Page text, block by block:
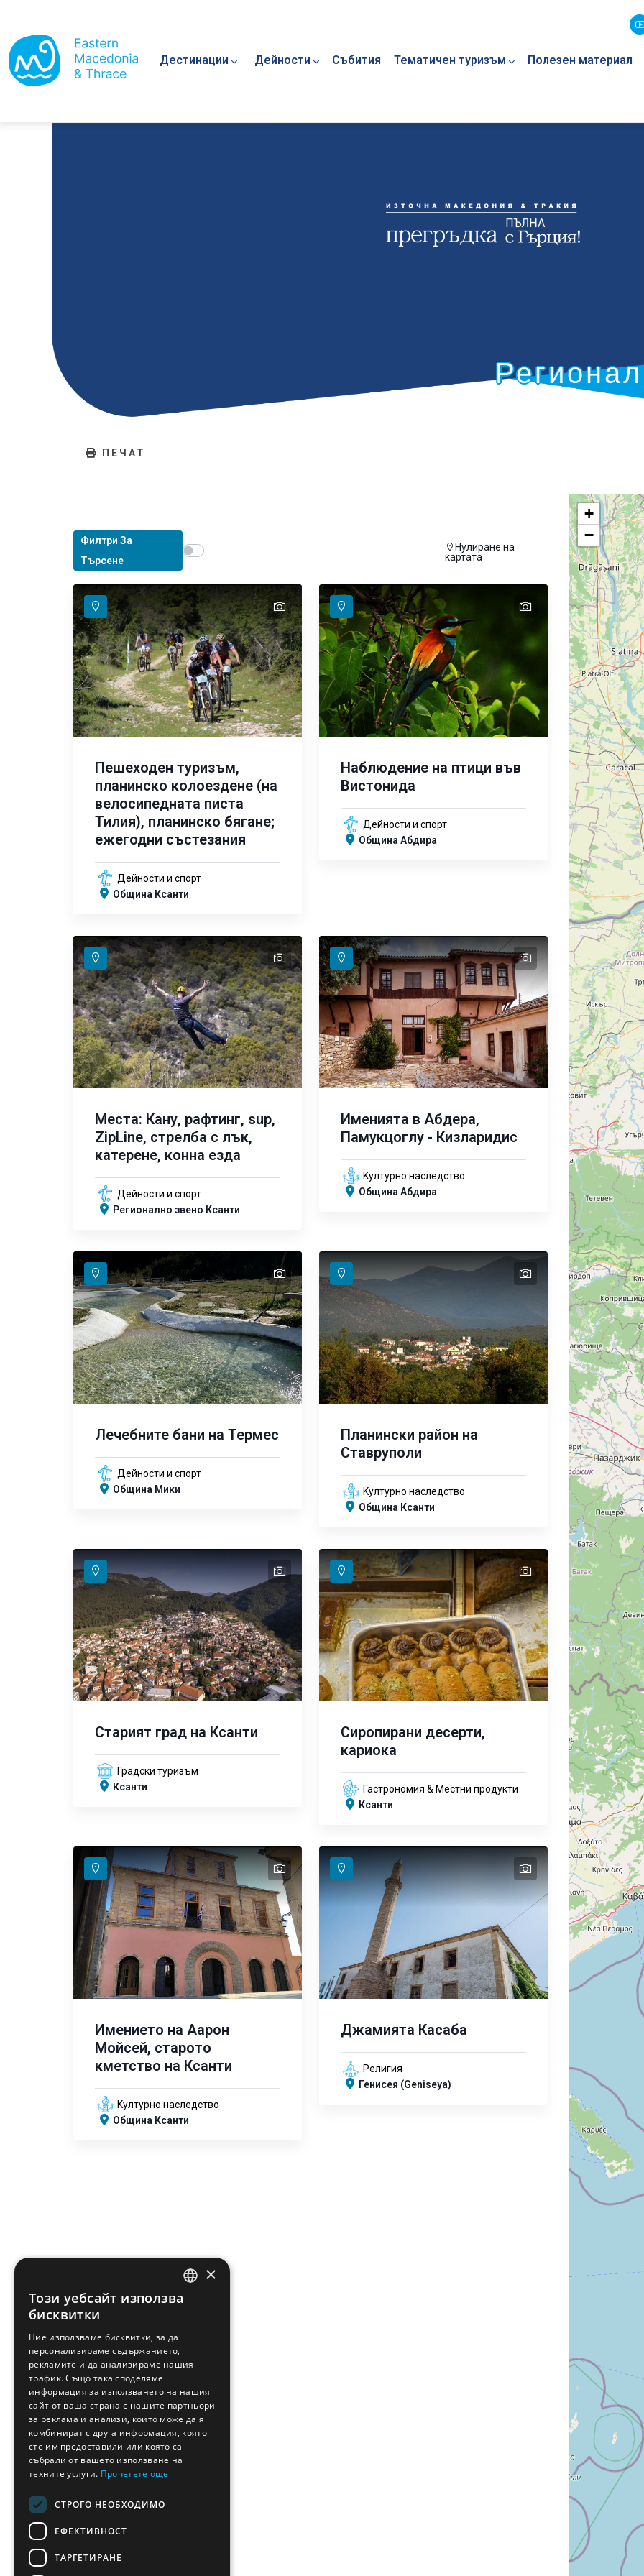
Дестинации Дейности Събития Тематичен туризъм Полезен материал
ПЕЧАТ
Филтри За
Търсене
Show map on mouse hover
Нулиране на
картата
text
Пешеходен туризъм,
планинско колоездене (на
велосипедната писта
Тилия), планинско бягане;
ежегодни състезания
Дейности и спорт
Община Ксанти
Наблюдение на птици във
Вистонида
Дейности и спорт
Община Абдира
text
text
text
text
text
text
text
text
text
text
text
text
Места: Кану, рафтинг, sup,
ZipLine, стрелба с лък,
катерене, конна езда
Дейности и спорт
Регионално звено Ксанти
text
Именията в Абдера,
Памукцоглу - Кизларидис
Kултурно наследство
Община Абдира
text
Лечебните бани на Термес
Дейности и спорт
Община Мики
Планински район на
Ставруполи
Kултурно наследство
Община Ксанти
text
text
text
text
text
Старият град на Ксанти
Градски туризъм
Ксанти
text
Сиропирани десерти,
кариока
Гастрономия & Местни продукти
Ксанти
text
Имението на Аарон
Мойсей, старото
кметство на Ксанти
Kултурно наследство
Община Ксанти
text
Джамията Касаба
Религия
Генисея (Geniseya)
+
−
ENGLISH
FRENCH
ROMANIAN
TURKISH
×
Този уебсайт използва
бисквитки
Ние използваме бисквитки, за да
персонализираме съдържанието,
рекламите и да анализираме нашия
трафик. Също така споделяме
информация за използването на нашия
сайт от ваша страна с нашите партньори
за реклама и анализи, които може да я
комбинират с друга информация, която
сте им предоставили или която са
събрали от вашето използване на
техните услуги. Прочетете още
СТРОГО НЕОБХОДИМО
ЕФЕКТИВНОСТ
ТАРГЕТИРАНЕ